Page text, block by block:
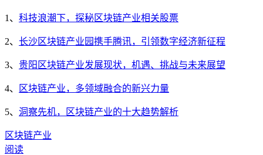
1、 科技浪潮下，探秘区块链产业相关股票
2、 长沙区块链产业园携手腾讯，引领数字经济新征程
3、 贵阳区块链产业发展现状，机遇、挑战与未来展望
4、 区块链产业，多领域融合的新兴力量
5、 洞察先机，区块链产业的十大趋势解析
区块链产业
阅读